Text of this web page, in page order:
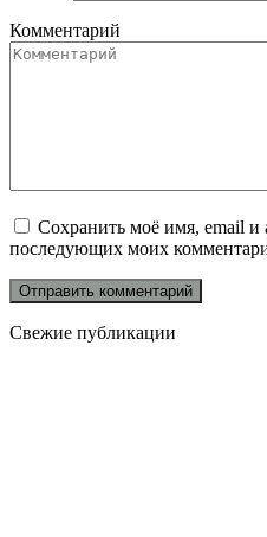
Комментарий
Сохранить моё имя, email и
последующих моих
Свежие публикации